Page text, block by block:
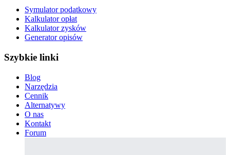
Symulator podatkowy
Kalkulator opłat
Kalkulator zysków
Generator opisów
Szybkie linki
Blog
Narzędzia
Cennik
Alternatywy
O nas
Kontakt
Forum